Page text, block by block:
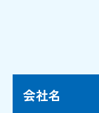
会社名